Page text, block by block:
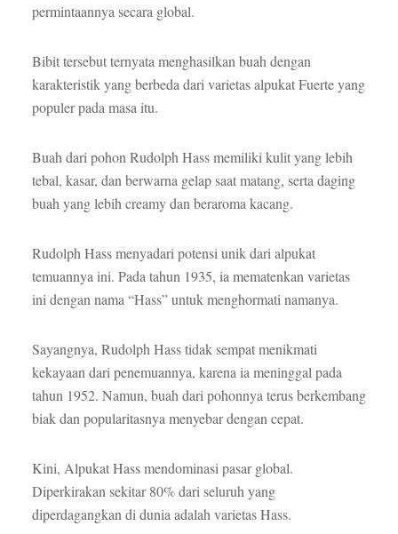
permintaannya secara global.
Bibit tersebut ternyata menghasilkan buah dengan
karakteristik yang berbeda dari varietas alpukat Fuerte yang
populer pada masa itu.
Buah dari pohon Rudolph Hass memiliki kulit yang lebih
tebal, kasar, dan berwarna gelap saat matang, serta daging
buah yang lebih creamy dan beraroma kacang.
Rudolph Hass menyadari potensi unik dari alpukat
temuannya ini. Pada tahun 1935, ia mematenkan varietas
ini dengan nama “Hass” untuk menghormati namanya.
Sayangnya, Rudolph Hass tidak sempat menikmati
kekayaan dari penemuannya, karena ia meninggal pada
tahun 1952. Namun, buah dari pohonnya terus berkembang
biak dan popularitasnya menyebar dengan cepat.
Kini, Alpukat Hass mendominasi pasar global.
Diperkirakan sekitar 80% dari seluruh yang
diperdagangkan di dunia adalah varietas Hass.